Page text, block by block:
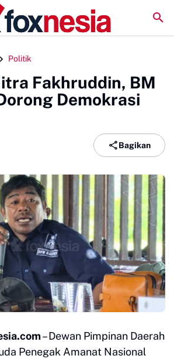
Polda Metro Jaya Segera Tuntaskan
Politik
Fakhruddin, BM
Demokrasi
Bagikan
– Dewan Pimpinan Daerah
Penegak Amanat Nasional